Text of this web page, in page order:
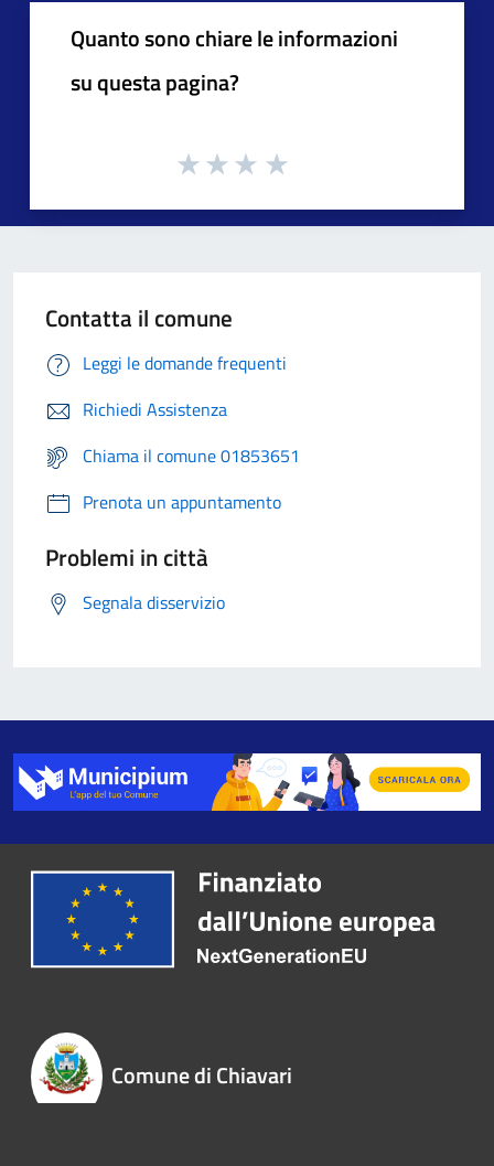
Quanto sono chiare le informazioni
su questa pagina?
Contatta il comune
Leggi le domande frequenti
Richiedi Assistenza
Chiama il comune 01853651
Prenota un appuntamento
Problemi in città
Segnala disservizio
Comune di Chiavari